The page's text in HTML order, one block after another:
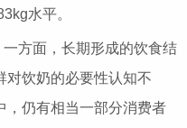
水平。
方面，长期形成的饮食结
对饮奶的必要性认知不
，仍有相当一部分消费者